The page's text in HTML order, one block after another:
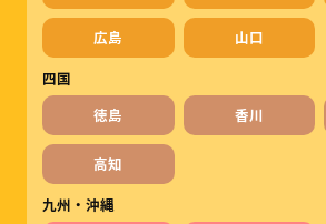
広島
山口
四国
徳島
香川
高知
九州・沖縄